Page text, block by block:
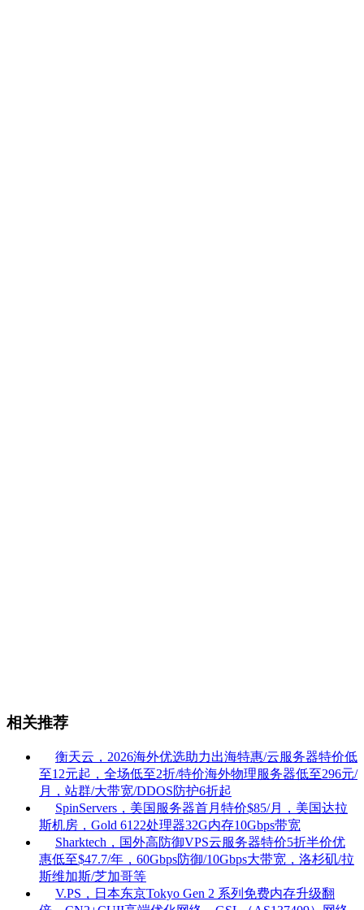
相关推荐
衡天云，2026海外优选助力出海特惠/云服务器特价低
至12元起，全场低至2折/特价海外物理服务器低至296元/
月，站群/大带宽/DDOS防护6折起
SpinServers，美国服务器首月特价$85/月，美国达拉
斯机房，Gold 6122处理器32G内存10Gbps带宽
Sharktech，国外高防御VPS云服务器特价5折半价优
惠低至$47.7/年，60Gbps防御/10Gbps大带宽，洛杉矶/拉
斯维加斯/芝加哥等
V.PS，日本东京Tokyo Gen 2 系列免费内存升级翻